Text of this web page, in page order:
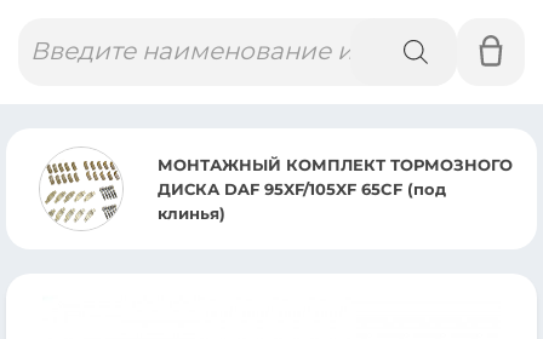
товаров
МОНТАЖНЫЙ КОМПЛЕКТ ТОРМОЗНОГО
ДИСКА DAF 95XF/105XF 65CF (под
клинья)